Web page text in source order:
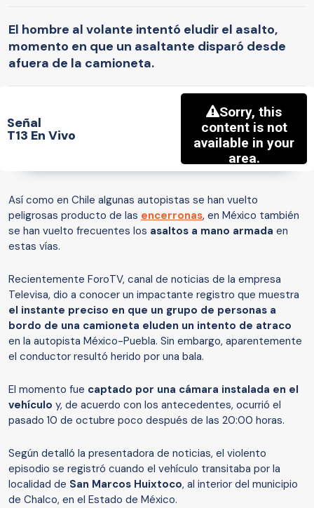
El hombre al volante intentó eludir el asalto,
momento en que un asaltante disparó desde
afuera de la camioneta.
Señal
T13 En Vivo
Así como en Chile algunas autopistas se han vuelto
peligrosas producto de las encerronas, en México también
se han vuelto frecuentes los asaltos a mano armada en
estas vías.
Recientemente ForoTV, canal de noticias de la empresa
Televisa, dio a conocer un impactante registro que muestra
el instante preciso en que un grupo de personas a
bordo de una camioneta eluden un intento de atraco
en la autopista México-Puebla. Sin embargo, aparentemente
el conductor resultó herido por una bala.
El momento fue captado por una cámara instalada en el
vehículo y, de acuerdo con los antecedentes, ocurrió el
pasado 10 de octubre poco después de las 20:00 horas.
Según detalló la presentadora de noticias, el violento
episodio se registró cuando el vehículo transitaba por la
localidad de San Marcos Huixtoco, al interior del municipio
de Chalco, en el Estado de México.